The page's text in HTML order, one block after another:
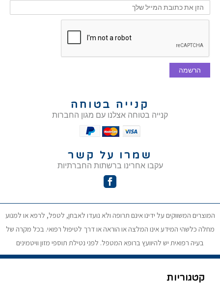
הרשמה
קנייה בטוחה
קנייה בטוחה אצלנו עם מגון החברות
שמרו על קשר
עקבו אחרינו ברשתות החברתיות
המוצרים המשווקים על ידינו אינם תרופה ולא נועדו לאבחן, לטפל, לרפא או למנוע
מחלה כלשהי המידע אינו המלצה או הוראה או דרך לטיפול רפואי. בכל מקרה של
בעיה רפואית יש להיוועץ ברופא המטפל. לפני נטילת תוספי מזון וויטמינים
קטגוריות